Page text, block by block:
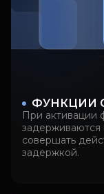
ФУНКЦИИ
При активации
задерживаются
совершать
задержкой.